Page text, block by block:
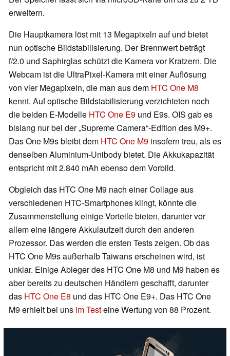
erweitern.
Die Hauptkamera löst mit 13 Megapixeln auf und bietet
nun optische Bildstabilisierung. Der Brennwert beträgt
f/2.0 und Saphirglas schützt die Kamera vor Kratzern. Die
Webcam ist die UltraPixel-Kamera mit einer Auflösung
von vier Megapixeln, die man aus dem HTC One M8
kennt. Auf optische Bildstabilisierung verzichteten noch
die beiden E-Modelle HTC One E9 und E9s. OIS gab es
bislang nur bei der „Supreme Camera“-Edition des M9+.
Das One M9s bleibt dem HTC One M9 insofern treu, als es
denselben Aluminium-Unibody bietet. Die Akkukapazität
entspricht mit 2.840 mAh ebenso dem Vorbild.
Obgleich das HTC One M9 nach einer Collage aus
verschiedenen HTC-Smartphones klingt, könnte die
Zusammenstellung einige Vorteile bieten, darunter vor
allem eine längere Akkulaufzeit durch den anderen
Prozessor. Das werden die ersten Tests zeigen. Ob das
HTC One M9s außerhalb Taiwans erscheinen wird, ist
unklar. Einige Ableger des HTC One M8 und M9 haben es
aber bereits zu deutschen Händlern geschafft, darunter
das HTC One E8 und das HTC One E9+. Das HTC One
M9 erhielt bei uns im Testeine Wertung von 88 Prozent.